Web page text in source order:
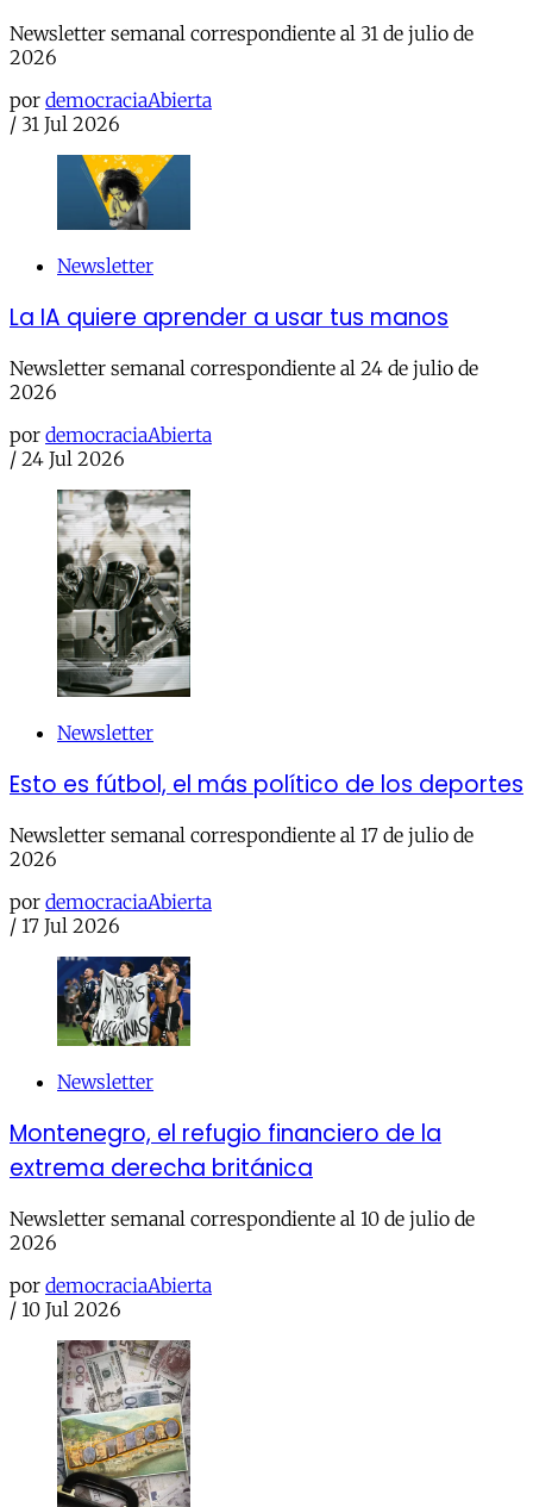
Newsletter semanal correspondiente al 31 de julio de
2026
por democraciaAbierta
/ 31 Jul 2026
Newsletter
La IA quiere aprender a usar tus manos
Newsletter semanal correspondiente al 24 de julio de
2026
por democraciaAbierta
/ 24 Jul 2026
Newsletter
Esto es fútbol, el más político de los deportes
Newsletter semanal correspondiente al 17 de julio de
2026
por democraciaAbierta
/ 17 Jul 2026
Newsletter
Montenegro, el refugio financiero de la
extrema derecha británica
Newsletter semanal correspondiente al 10 de julio de
2026
por democraciaAbierta
/ 10 Jul 2026